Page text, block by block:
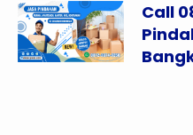
Call